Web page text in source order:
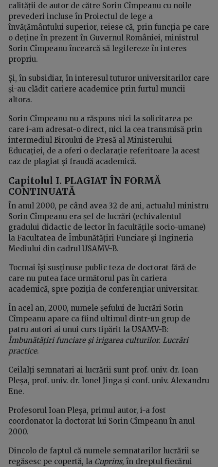
calității de autor de către Sorin Cîmpeanu cu noile
prevederi incluse în Proiectul de lege a
învățământului superior, reiese că, prin funcția pe care
o deține în prezent în Guvernul României, ministrul
Sorin Cîmpeanu încearcă să legifereze în interes
propriu.
Și, în subsidiar, în interesul tuturor universitarilor care
și-au clădit cariere academice prin furtul muncii
altora.
Sorin Cîmpeanu nu a răspuns nici la solicitarea pe
care i-am adresat-o direct, nici la cea transmisă prin
intermediul Biroului de Presă al Ministerului
Educației, de a oferi o declarație referitoare la acest
caz de plagiat și fraudă academică.
Capitolul I. PLAGIAT ÎN FORMĂ
CONTINUATĂ
În anul 2000, pe când avea 32 de ani, actualul ministru
Sorin Cîmpeanu era șef de lucrări (echivalentul
gradului didactic de lector în facultățile socio-umane)
la Facultatea de Îmbunătățiri Funciare și Ingineria
Mediului din cadrul USAMV-B.
Tocmai își susținuse public teza de doctorat fără de
care nu putea face următorul pas în cariera
academică, spre poziția de conferențiar universitar.
În acel an, 2000, numele șefului de lucrări Sorin
Cîmpeanu apare ca fiind ultimul dintr-un grup de
patru autori ai unui curs tipărit la USAMV-B:
Îmbunătățiri funciare și irigarea culturilor. Lucrări
practice.
Ceilalți semnatari ai lucrării sunt prof. univ. dr. Ioan
Pleșa, prof. univ. dr. Ionel Jinga și conf. univ. Alexandru
Ene.
Profesorul Ioan Pleșa, primul autor, i-a fost
coordonator la doctorat lui Sorin Cîmpeanu în anul
2000.
Dincolo de faptul că numele semnatarilor lucrării se
regăsesc pe copertă, la Cuprins, în dreptul fiecărui